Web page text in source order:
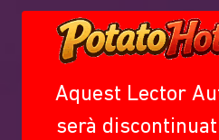
Aquest Lector
serà